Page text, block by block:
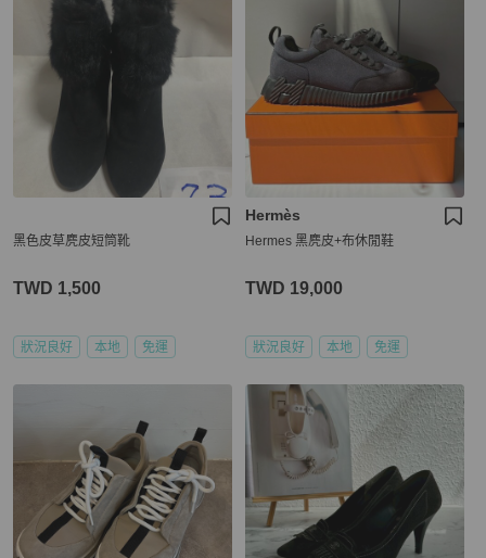
黑色皮草麂皮短筒靴
TWD 1,500
狀況良好 本地 免運
Hermès
Hermes 黑麂皮+布休閒鞋
TWD 19,000
狀況良好 本地 免運